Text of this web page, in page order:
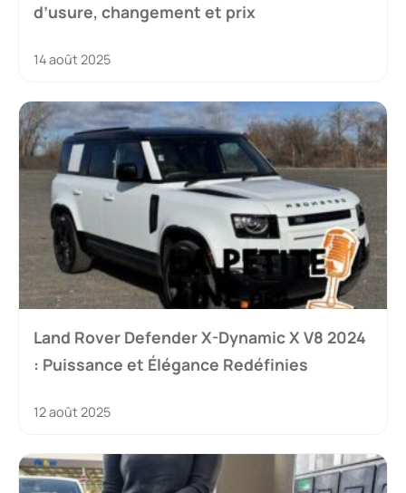
d’usure, changement et prix
14 août 2025
Land Rover Defender X-Dynamic X V8 2024
: Puissance et Élégance Redéfinies
12 août 2025